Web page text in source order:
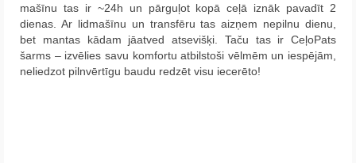
mašīnu tas ir ~24h un pārguļot kopā ceļā iznāk pavadīt 2
dienas. Ar lidmašīnu un transfēru tas aizņem nepilnu dienu,
bet mantas kādam jāatved atsevišķi. Taču tas ir CeļoPats
šarms – izvēlies savu komfortu atbilstoši vēlmēm un iespējām,
neliedzot pilnvērtīgu baudu redzēt visu iecerēto!